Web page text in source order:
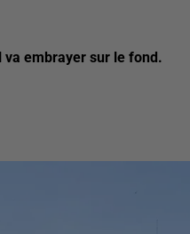
embrayer sur le fond.